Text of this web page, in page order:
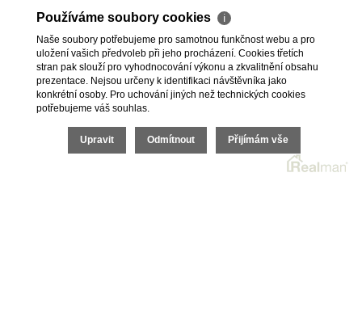
Plyn
Plynovod
Odpad
Veřejná kanalizace
2026 © Bc. Michaela Pelešková, všechna práva vyhrazena |
Ochrana oznamovatelů
Cookies
Realitní SWRealman
Používáme soubory cookies ℹ
Naše soubory potřebujeme pro samotnou funkčnost webu a pro
uložení vašich předvoleb při jeho procházení. Cookies třetích
stran pak slouží pro vyhodnocování výkonu a zkvalitnění obsahu
prezentace. Nejsou určeny k identifikaci návštěvníka jako
konkrétní osoby. Pro uchování jiných než technických cookies
potřebujeme váš souhlas.
Upravit Odmítnout Přijímám vše